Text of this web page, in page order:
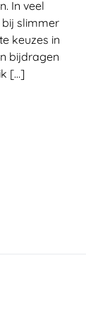
In veel
slimmer
keuzes in
bijdragen
[…]